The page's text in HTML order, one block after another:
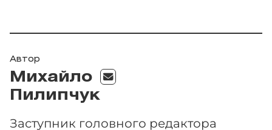
Автор
Михайло
Пилипчук
Заступник головного редактора